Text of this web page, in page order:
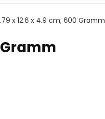
x 12.6 x 4.9 cm; 600 Gramm
Gramm